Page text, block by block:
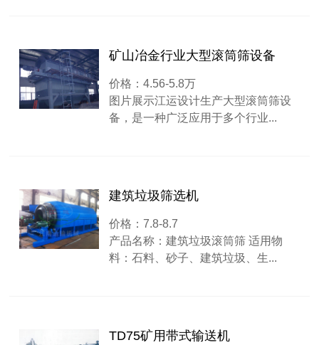
矿山冶金行业大型滚筒筛设备
价格：4.56-5.8万
图片展示江运设计生产大型滚筒筛设
备，是一种广泛应用于多个行业...
建筑垃圾筛选机
价格：7.8-8.7
产品名称：建筑垃圾滚筒筛 适用物
料：石料、砂子、建筑垃圾、生...
TD75矿用带式输送机